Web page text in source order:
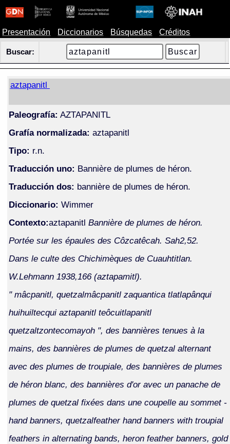
Presentación Diccionarios Búsquedas Créditos
Buscar:
aztapanitl
Paleografía: AZTAPANITL
Grafía normalizada: aztapanitl
Tipo: r.n.
Traducción uno: Bannière de plumes de héron.
Traducción dos: bannière de plumes de héron.
Diccionario: Wimmer
Contexto:aztapanitl Bannière de plumes de héron.
Portée sur les épaules des Côzcatêcah. Sah2,52.
Dans le culte des Chichimèques de Cuauhtitlan.
W.Lehmann 1938,166 (aztapamitl).
" mâcpanitl, quetzalmâcpanitl zaquantica tlatlapânqui
huihuiltecqui aztapanitl teôcuitlapanitl
quetzaltzontecomayoh ", des bannières tenues à la
mains, des bannières de plumes de quetzal alternant
avec des plumes de troupiale, des bannières de plumes
de héron blanc, des bannières d'or avec un panache de
plumes de quetzal fixées dans une coupelle au sommet -
hand banners, quetzalfeather hand banners with troupial
feathers in alternating bands, heron feather banners, gold